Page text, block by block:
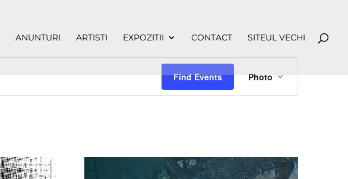
ANUNTURI ARTISTI EXPOZITII CONTACT SITEUL VECHI
Find Events Views
Navigation
Photo